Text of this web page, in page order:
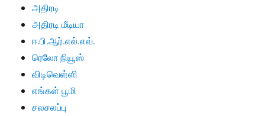
அதிரடி
அதிரடி மீடியா
ஈ.பி.ஆர்.எல்.எவ்.
ரெலோ நியூஸ்
விடிவெள்ளி
எங்கள் பூமி
சலசலப்பு